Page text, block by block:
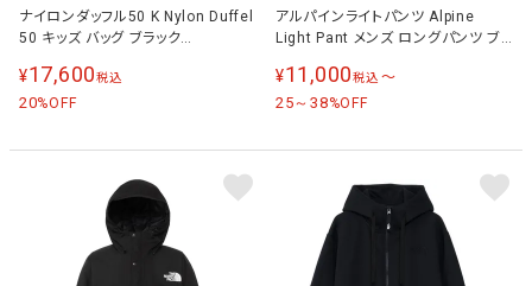
ナイロンダッフル50 K Nylon Duffel
50 キッズ バッグ ブラック
¥17,600税込
20%OFF
アルパインライトパンツ Alpine
Light Pant メンズ ロングパンツ ブ
¥11,000税込 〜
25～38%OFF